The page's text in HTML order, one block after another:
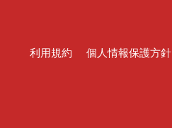
利用規約 個人情報保護方針